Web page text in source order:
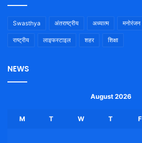
Swasthya अंतराष्ट्रीय अध्यात्म मनोरंजन
राष्ट्रीय लाइफस्टाइल शहर शिक्षा
NEWS
August 2026
M T W T F